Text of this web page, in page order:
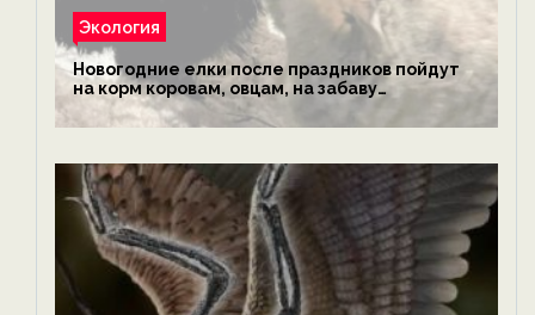
Экология
Новогодние елки после праздников пойдут
на корм коровам, овцам, на забаву
обезьянам, львам и леопардам — новости
экологии на ECOportal